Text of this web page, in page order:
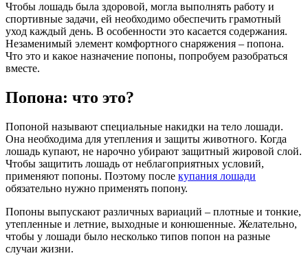
Чтобы лошадь была здоровой, могла выполнять работу и
спортивные задачи, ей необходимо обеспечить грамотный
уход каждый день. В особенности это касается содержания.
Незаменимый элемент комфортного снаряжения – попона.
Что это и какое назначение попоны, попробуем разобраться
вместе.
Попона: что это?
Попоной называют специальные накидки на тело лошади.
Она необходима для утепления и защиты животного. Когда
лошадь купают, не нарочно убирают защитный жировой слой.
Чтобы защитить лошадь от неблагоприятных условий,
применяют попоны. Поэтому после купания лошади
обязательно нужно применять попону.
Попоны выпускают различных вариаций – плотные и тонкие,
утепленные и летние, выходные и конюшенные. Желательно,
чтобы у лошади было несколько типов попон на разные
случаи жизни.